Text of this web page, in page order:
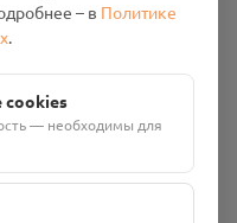
«Смоленский
область, р-н
д. 26А, пом. 18
в АО "АЛЬФА-БАНК"
– в Политике
.
cookies
— необходимы для